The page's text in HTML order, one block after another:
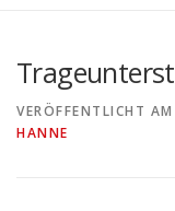
Meine Feuerwehr
VERÖFFENTLICHT AM
HANNE